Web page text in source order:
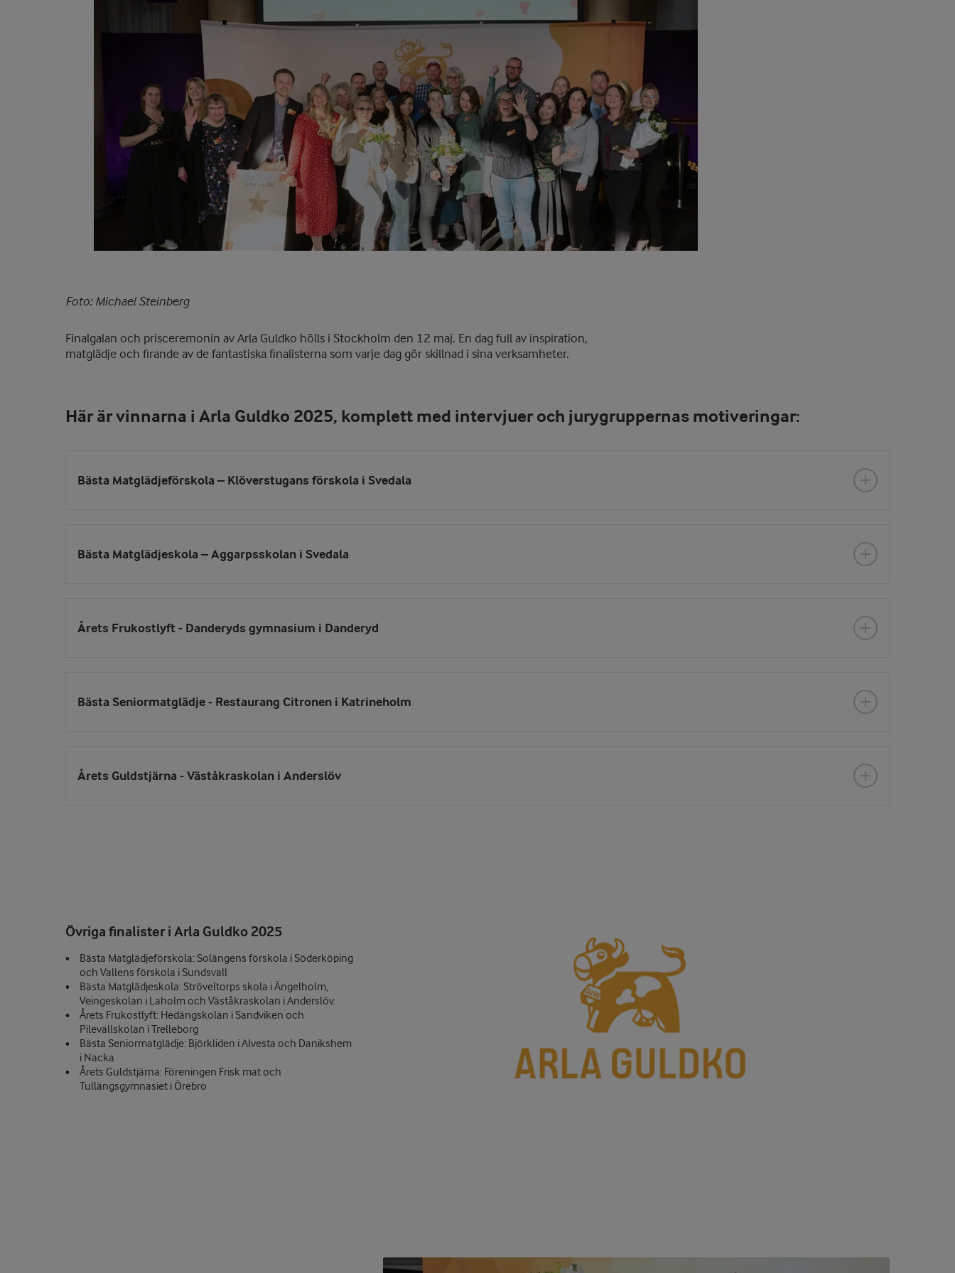
Foto: Michael Steinberg
Finalgalan och prisceremonin av Arla Guldko hölls i Stockholm den 12 maj. En dag full av inspiration,
matglädje och firande av de fantastiska finalisterna som varje dag gör skillnad i sina verksamheter.
Här är vinnarna i Arla Guldko 2025, komplett med intervjuer och jurygruppernas motiveringar:
Bästa Matglädjeförskola – Klöverstugans förskola i Svedala
Bästa Matglädjeskola – Aggarpsskolan i Svedala
Årets Frukostlyft - Danderyds gymnasium i Danderyd
Bästa Seniormatglädje - Restaurang Citronen i Katrineholm
Årets Guldstjärna - Väståkraskolan i Anderslöv
Övriga finalister i Arla Guldko 2025
Bästa Matglädjeförskola: Solängens förskola i Söderköping
och Vallens förskola i Sundsvall
Bästa Matglädjeskola: Ströveltorps skola i Ängelholm,
Veingeskolan i Laholm och Väståkraskolan i Anderslöv.
Årets Frukostlyft: Hedängskolan i Sandviken och
Pilevallskolan i Trelleborg
Bästa Seniormatglädje: Björkliden i Alvesta och Danikshem
i Nacka
Årets Guldstjärna: Föreningen Frisk mat och
Tullängsgymnasiet i Örebro